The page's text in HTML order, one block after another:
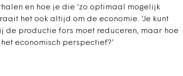
en hoe je die ‘zo optimaal mogelijk
het ook altijd om de economie. ‘Je kunt
de productie fors moet reduceren, maar hoe
economisch perspectief?’